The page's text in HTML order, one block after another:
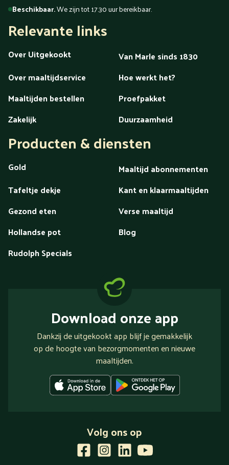
Beschikbaar.We zijn tot 17.30 uur bereikbaar.
Relevante links
Over Uitgekookt
Van Marle sinds 1830
Over maaltijdservice
Hoe werkt het?
Maaltijden bestellen
Proefpakket
Zakelijk
Duurzaamheid
Producten & diensten
Gold
Maaltijd abonnementen
Tafeltje dekje
Kant en klaarmaaltijden
Gezond eten
Verse maaltijd
Hollandse pot
Blog
Rudolph Specials
Download onze app
Dankzij de uitgekookt app blijf je gemakkelijk
op de hoogte van bezorgmomenten en nieuwe
maaltijden.
Volg ons op